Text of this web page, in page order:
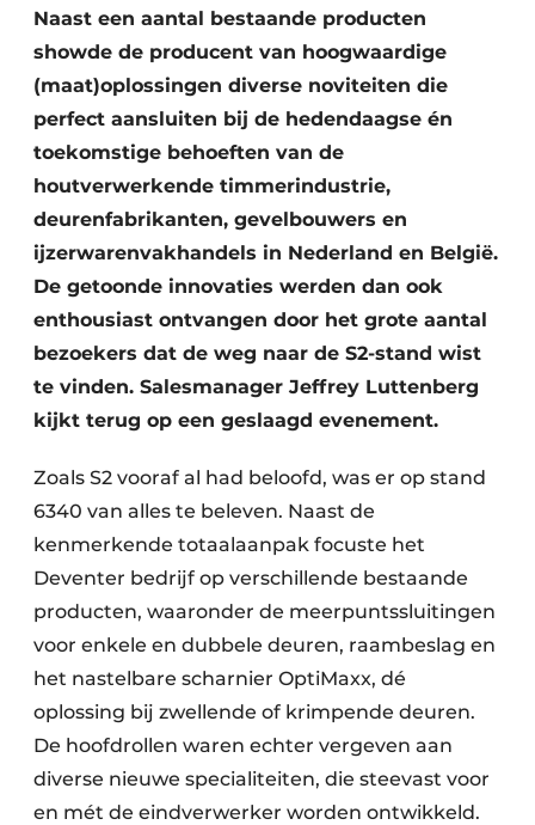
Naast een aantal bestaande producten
showde de producent van hoogwaardige
(maat)oplossingen diverse noviteiten die
perfect aansluiten bij de hedendaagse én
toekomstige behoeften van de
houtverwerkende timmerindustrie,
deurenfabrikanten, gevelbouwers en
ijzerwarenvakhandels in Nederland en België.
De getoonde innovaties werden dan ook
enthousiast ontvangen door het grote aantal
bezoekers dat de weg naar de S2-stand wist
te vinden. Salesmanager Jeffrey Luttenberg
kijkt terug op een geslaagd evenement.
Zoals S2 vooraf al had beloofd, was er op stand
6340 van alles te beleven. Naast de
kenmerkende totaalaanpak focuste het
Deventer bedrijf op verschillende bestaande
producten, waaronder de meerpuntssluitingen
voor enkele en dubbele deuren, raambeslag en
het nastelbare scharnier OptiMaxx, dé
oplossing bij zwellende of krimpende deuren.
De hoofdrollen waren echter vergeven aan
diverse nieuwe specialiteiten, die steevast voor
en mét de eindverwerker worden ontwikkeld.